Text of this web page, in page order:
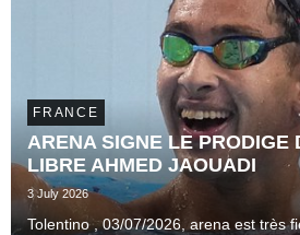
FRANCE
ARENA SIGNE LE PRODIGE
LIBRE AHMED JAOUADI
3 July 2026
Tolentino , 03/07/2026, arena est très